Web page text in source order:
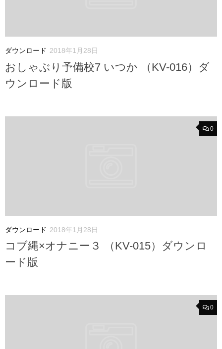
ダウンロード 2018年1月28日
おしゃぶり予備校7 いつか （KV-016）ダ
ウンロード版
0
ダウンロード 2018年1月28日
コブ縄×オナニー３ （KV-015）ダウンロ
ード版
0